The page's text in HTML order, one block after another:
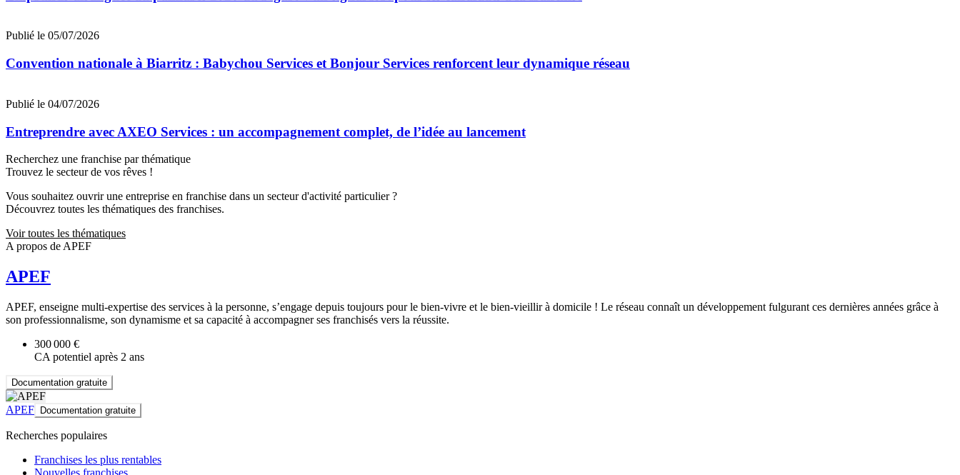
Publié le 05/07/2026
Convention nationale à Biarritz : Babychou Services et Bonjour Services renforcent leur dynamique réseau
Publié le 04/07/2026
Entreprendre avec AXEO Services : un accompagnement complet, de l’idée au lancement
Recherchez une franchise par thématique
Trouvez le secteur de vos rêves !
Vous souhaitez ouvrir une entreprise en franchise dans un secteur d'activité particulier ?
Découvrez toutes les thématiques des franchises.
Voir toutes les thématiques
A propos de APEF
APEF
APEF, enseigne multi-expertise des services à la personne, s’engage depuis toujours pour le bien-vivre et le bien-vieillir à domicile ! Le réseau connaît un développement fulgurant ces dernières années grâce à
son professionnalisme, son dynamisme et sa capacité à accompagner ses franchisés vers la réussite.
300 000 €
CA potentiel après 2 ans
Documentation gratuite
APEF Documentation gratuite
Recherches populaires
Franchises les plus rentables
Nouvelles franchises